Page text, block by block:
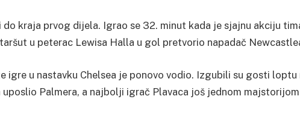
kraja prvog dijela. Igrao se 32. minut kada je sjajnu akciju
u peterac Lewisa Halla u gol pretvorio napadač
igre u nastavku Chelsea je ponovo vodio. Izgubili su gosti loptu
uposlio Palmera, a najbolji igrač Plavaca još jednom